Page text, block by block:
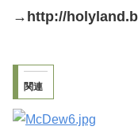
→http://
関連